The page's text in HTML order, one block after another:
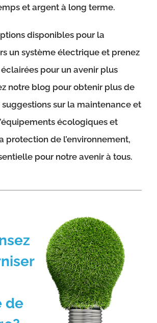
et argent à long terme.
disponibles pour la
un système électrique et prenez
pour un avenir plus
notre blog pour obtenir plus de
sur la maintenance et
écologiques et
protection de l’environnement,
pour notre avenir à tous.
de